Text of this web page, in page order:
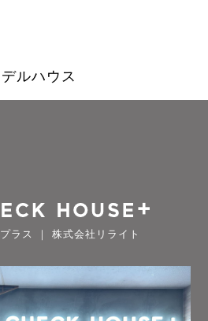
ルハウス
ラス ｜ 株式会社リライト